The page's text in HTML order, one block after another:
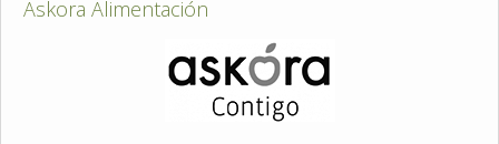
Askora Alimentación